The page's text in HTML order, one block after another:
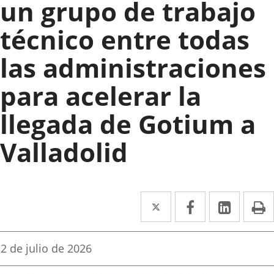
un grupo de trabajo
técnico entre todas
las administraciones
para acelerar la
llegada de Gotium a
Valladolid
Twitter
Enlace
a
aplicación
Facebook
Enlace
a
aplicación
Enlace
a
Fecha
la
2 de julio de 2026